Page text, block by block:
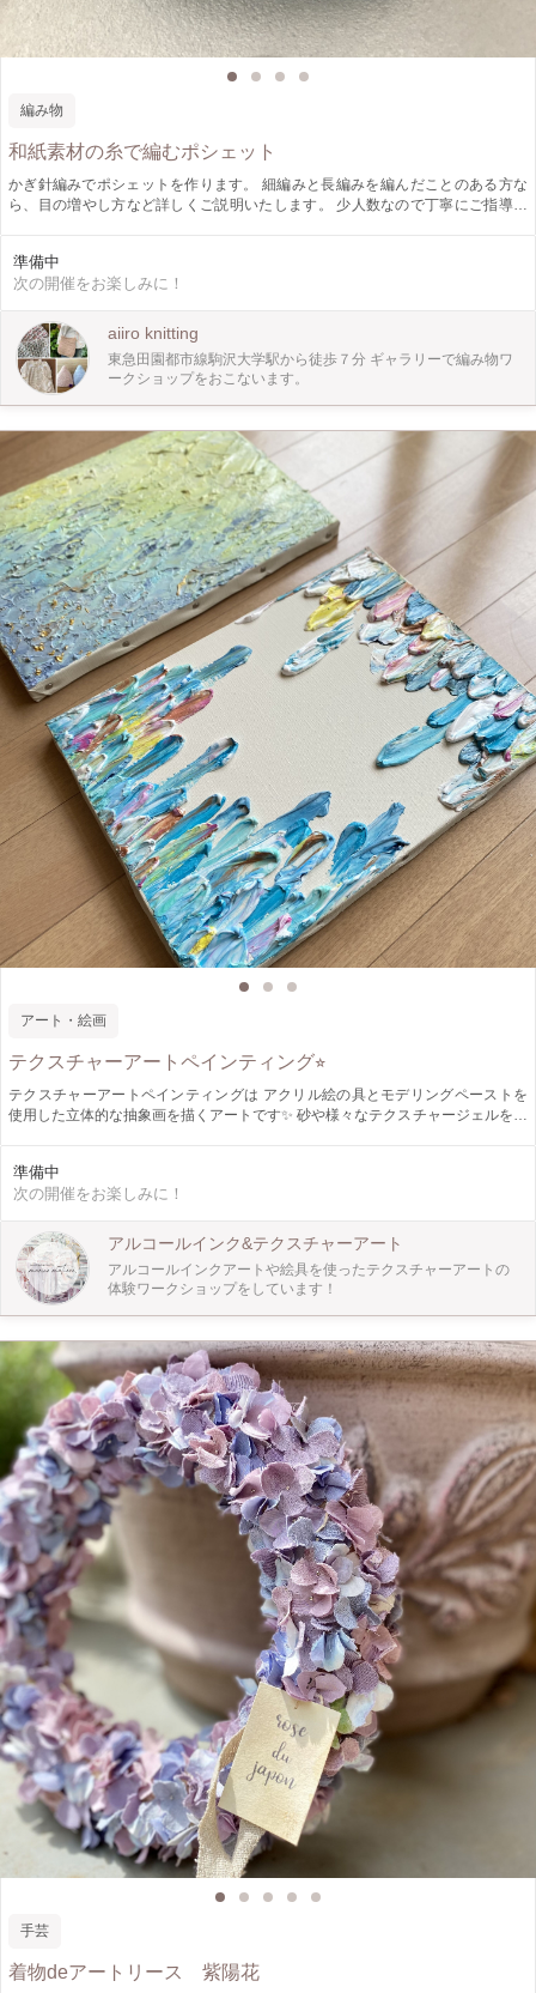
編み物
和紙素材の糸で編むポシェット
かぎ針編みでポシェットを作ります。 細編みと長編みを編んだことのある方な
ら、目の増やし方など詳しくご説明いたします。 少人数なので丁寧にご指導で
節可能) 手編みの為、それぞれのテンションがあるので多少出来上がりサイズは
変わってきます。 ちょっとお出かけにちょうど良い、スマホを入れたりできる
糸＊ 日本製の和紙を加工した日本の糸メーカーswada ittoの糸 を使用していま
す。サラッとして肌触りのとても良い、夏にぴったりの糸です。 糸の素材 分類
外繊維（和紙）57%、ポリエステル43% 手洗い可 付属品、ショルダー部分、本
体口紐は本革になります。 写真のグリーン、ベージュ、ダークブルーの3色から
お申込み時にお好きな色を選んでいただきます。 「かぎ針編みは久しぶり！」
「学生時代以来」という方も是非ご参加ください。 小さな緑の庭のあるギャラ
リースペースで編み物を楽しみましょう！
準備中
次の開催をお楽しみに！
aiiro knitting
東急田園都市線駒沢大学駅から徒歩７分 ギャラリーで編み物ワ
ークショップをおこないます。
アート・絵画
テクスチャーアートペインティング⭐︎
テクスチャーアートペインティングは アクリル絵の具とモデリングペーストを
使用した立体的な抽象画を描くアートです✨ 砂や様々なテクスチャージェルを使
ます。 絵が描けなくても、美術が得意じゃなくても大丈夫です。 思いのままに
色を楽しんで、自己表現をしてもらいたいと思っています！ 正解はないので伸
の混ぜ方→塗りかた を順に説明しながら一緒に作っていきます。 わからないこ
とはいつでも質問してください^_^
準備中
次の開催をお楽しみに！
アルコールインク&テクスチャーアート
アルコールインクアートや絵具を使ったテクスチャーアートの
体験ワークショップをしています！
手芸
着物deアートリース 紫陽花